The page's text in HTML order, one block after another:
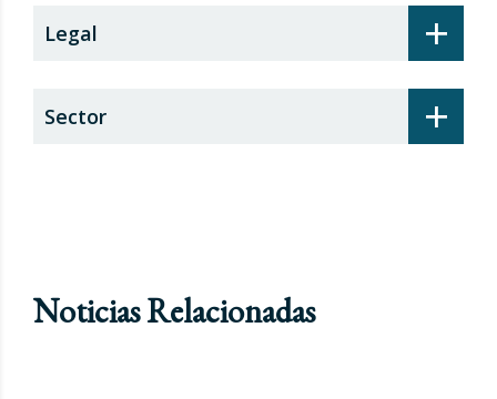
+
Legal
+
Sector
Noticias Relacionadas